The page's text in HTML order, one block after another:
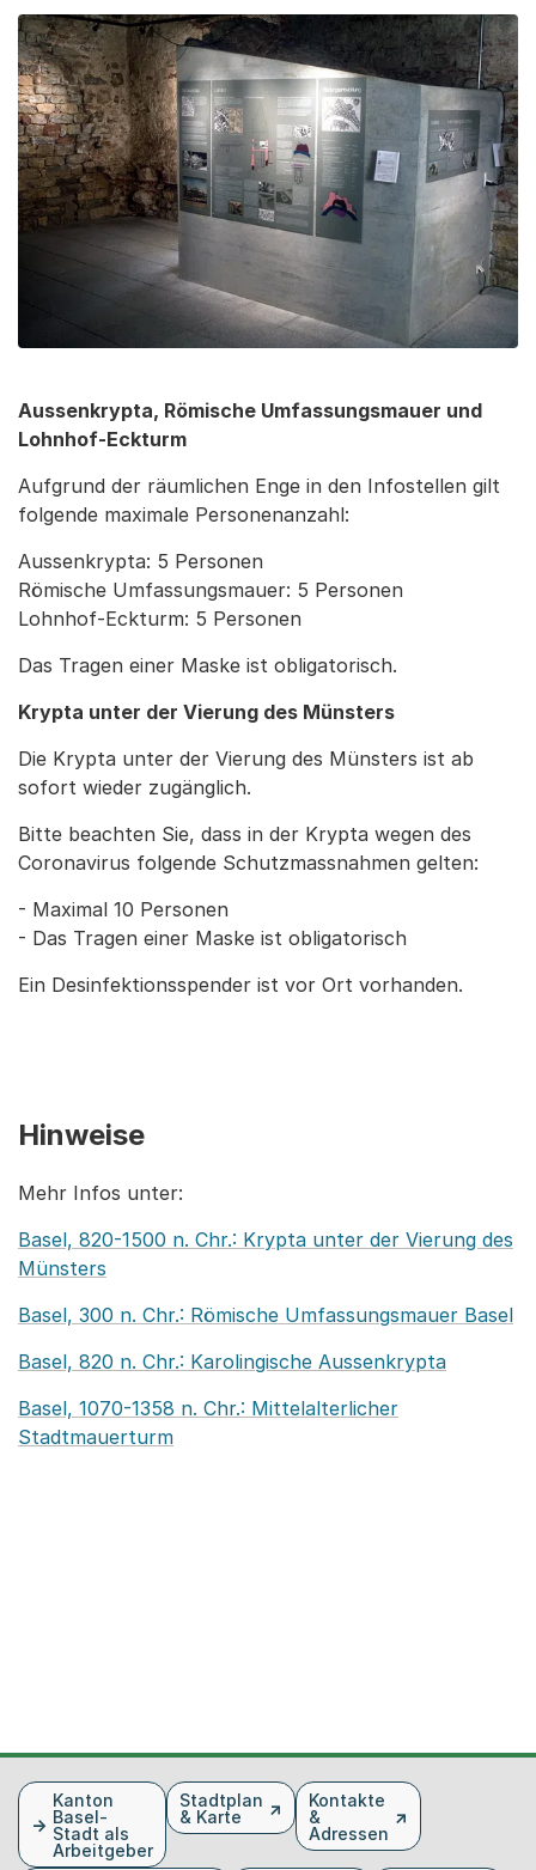
Aussenkrypta, Römische Umfassungsmauer und
Lohnhof-Eckturm
Aufgrund der räumlichen Enge in den Infostellen gilt
folgende maximale Personenanzahl:
Aussenkrypta: 5 Personen
Römische Umfassungsmauer: 5 Personen
Lohnhof-Eckturm: 5 Personen
Das Tragen einer Maske ist obligatorisch.
Krypta unter der Vierung des Münsters
Die Krypta unter der Vierung des Münsters ist ab
sofort wieder zugänglich.
Bitte beachten Sie, dass in der Krypta wegen des
Coronavirus folgende Schutzmassnahmen gelten:
- Maximal 10 Personen
- Das Tragen einer Maske ist obligatorisch
Ein Desinfektionsspender ist vor Ort vorhanden.
Hinweise
Mehr Infos unter:
Basel, 820-1500 n. Chr.: Krypta unter der Vierung des
Münsters
Basel, 300 n. Chr.: Römische Umfassungsmauer Basel
Basel, 820 n. Chr.: Karolingische Aussenkrypta
Basel, 1070-1358 n. Chr.: Mittelalterlicher
Stadtmauerturm
FusszeileKanton
Basel-
Stadt als
Arbeitgeber
Stadtplan
& Karte
Kontakte
&
Adressen